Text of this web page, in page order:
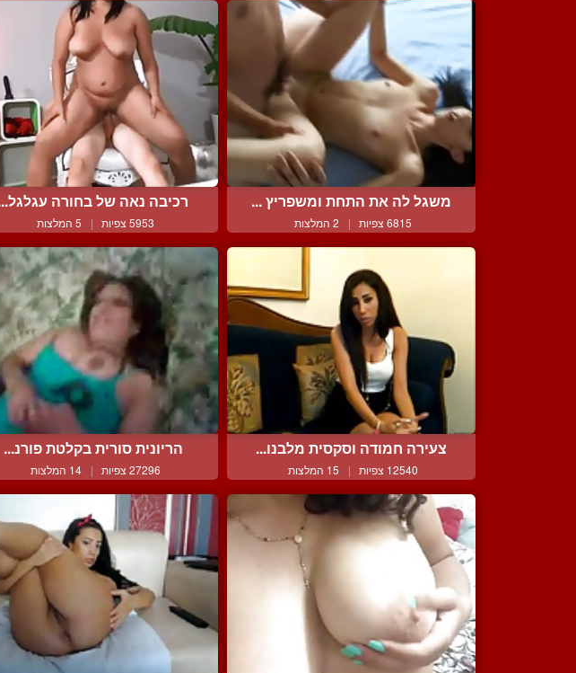
משגל לה את התחת ומשפריץ ...
6815 צפיות | 2 המלצות
רכיבה נאה של בחורה
5953 צפיות | 5 המלצות
צעירה חמודה וסקסית מלבנו...
12540 צפיות | 15 המלצות
הריונית סורית בקלטת פורנ...
27296 צפיות | 14 המלצות